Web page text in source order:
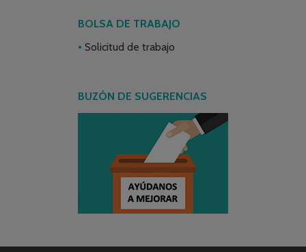
BOLSA DE TRABAJO
Solicitud de trabajo
BUZÓN DE SUGERENCIAS